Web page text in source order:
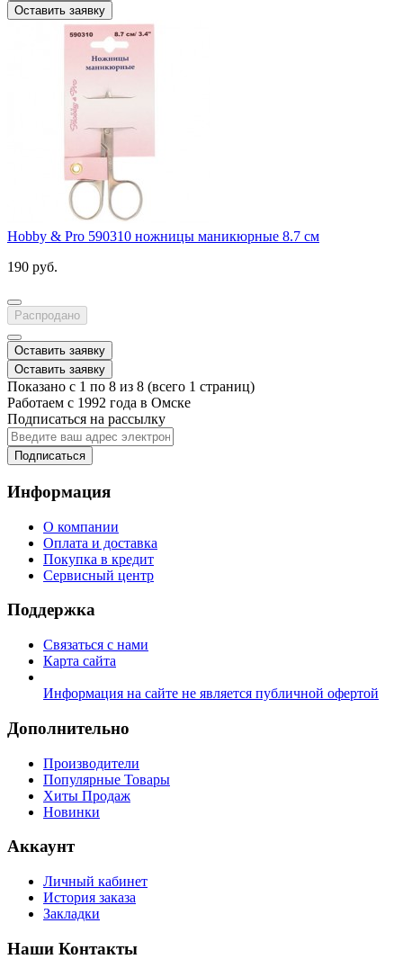
Оставить заявку
Hobby & Pro 590310 ножницы маникюрные 8.7 см
190 руб.
Распродано
Оставить заявку
Оставить заявку
Показано с 1 по 8 из 8 (всего 1 страниц)
Работаем с 1992 года в Омске
Подписаться на рассылку
Подписаться
Информация
О компании
Оплата и доставка
Покупка в кредит
Сервисный центр
Поддержка
Связаться с нами
Карта сайта
Информация на сайте не является публичной офертой
Дополнительно
Производители
Популярные Товары
Хиты Продаж
Новинки
Аккаунт
Личный кабинет
История заказа
Закладки
Наши Контакты